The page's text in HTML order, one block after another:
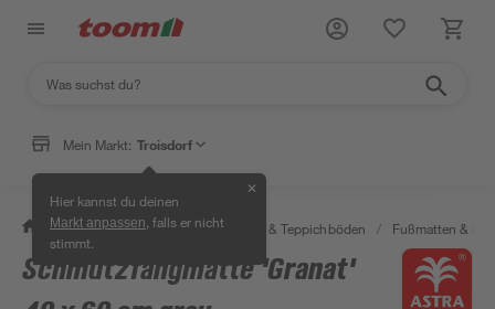
Mein Markt: Troisdorf
Hier kannst du deinen
Markt anpassen , falls er nicht
stimmt.
✕
/ Wohnen & Haushalt / Teppiche & Teppichböden / Fußmatten &
Schmutzfangmatte 'Granat'